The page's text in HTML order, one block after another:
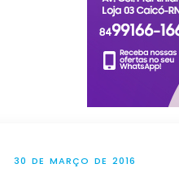
30 DE MARÇO DE 2016